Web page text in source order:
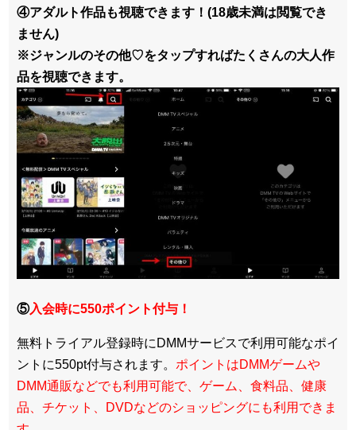
④アダルト作品も視聴できます！(18歳未満は閲覧でき
ません)
※ジャンルのその他♡をタップすればたくさんの大人作
品を視聴できます。
⑤入会時に550ポイント付与！
無料トライアル登録時にDMMサービスで利用可能なポイ
ントに550pt付与されます。 ポイントはDMMゲームや
DMM通販などでも利用可能で、ゲーム、食料品、健康
品、チケット、DVDなどのショッピングにも利用できま